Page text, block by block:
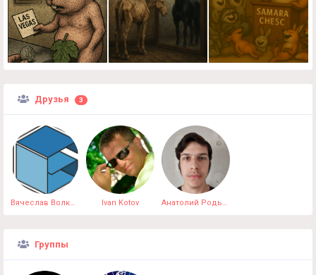
Друзья 3
Вячеслав Волков Ivan Kotov Анатолий Родькин
Группы